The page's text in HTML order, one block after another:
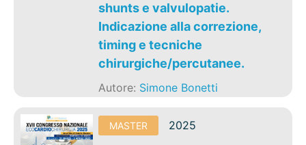
shunts e valvulopatie.
Indicazione alla correzione,
timing e tecniche
chirurgiche/percutanee.
Autore: Simone Bonetti
MASTER 2025